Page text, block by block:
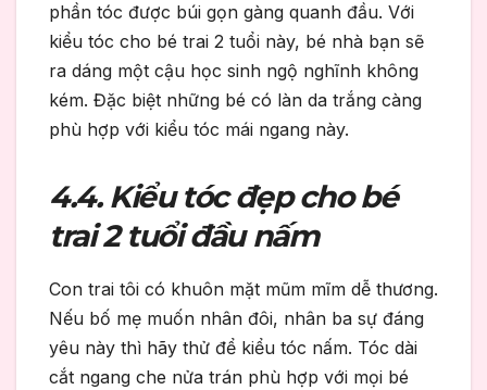
phần tóc được búi gọn gàng quanh đầu. Với
kiểu tóc cho bé trai 2 tuổi này, bé nhà bạn sẽ
ra dáng một cậu học sinh ngộ nghĩnh không
kém. Đặc biệt những bé có làn da trắng càng
phù hợp với kiểu tóc mái ngang này.
4.4. Kiểu tóc đẹp cho bé
trai 2 tuổi đầu nấm
Con trai tôi có khuôn mặt mũm mĩm dễ thương.
Nếu bố mẹ muốn nhân đôi, nhân ba sự đáng
yêu này thì hãy thử để kiểu tóc nấm. Tóc dài
cắt ngang che nửa trán phù hợp với mọi bé